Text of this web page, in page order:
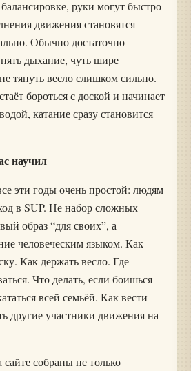
руки могут быстро
движения становятся
Обычно достаточно
дыхание, чуть шире
тянуть весло слишком сильно.
бороться с доской и начинает
катание сразу становится
научил
эти годы очень простой: людям
в SUP. Не набор сложных
образ “для своих”, а
человеческим языком. Как
Как держать весло. Где
Что делать, если боишься
всей семьёй. Как вести
другие участники движения на
собраны не только